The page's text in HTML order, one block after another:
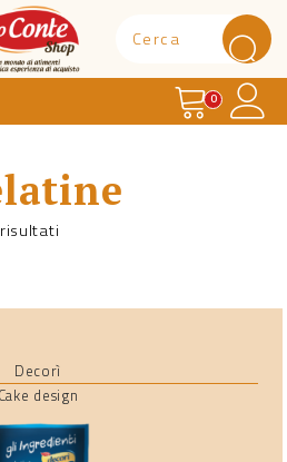
Conte Shop
Carrello
0
Decorì
Cake design